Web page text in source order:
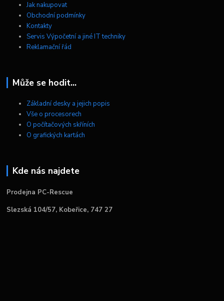
Jak nakupovat
Obchodní podmínky
Kontakty
Servis Výpočetní a jiné IT techniky
Reklamační řád
Může se hodit...
Základní desky a jejich popis
Vše o procesorech
O počítačových skříních
O grafických kartách
Kde nás najdete
Prodejna PC-Rescue
Slezská 104/57, Kobeřice, 747 27